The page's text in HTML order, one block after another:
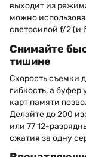
выходит из
можно
светосилой f/2 (и
Снимайте
тишине
Скорость съемки
гибкость, а буфер
карт памяти
Делайте до 200
или 77 12-
сжатия за одну